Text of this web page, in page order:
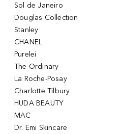
Sol de Janeiro
Douglas Collection
Stanley
CHANEL
Purelei
The Ordinary
La Roche-Posay
Charlotte Tilbury
HUDA BEAUTY
MAC
Dr. Emi Skincare